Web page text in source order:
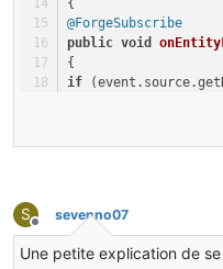
{
@ForgeSubscribe
public void
{
if
}
}
S
Hors-ligne
sevenno07
Une petite explication de